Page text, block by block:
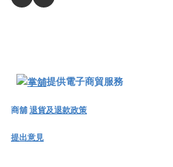
提供電子商貿服務
商舖退貨及退款政策
提出意見